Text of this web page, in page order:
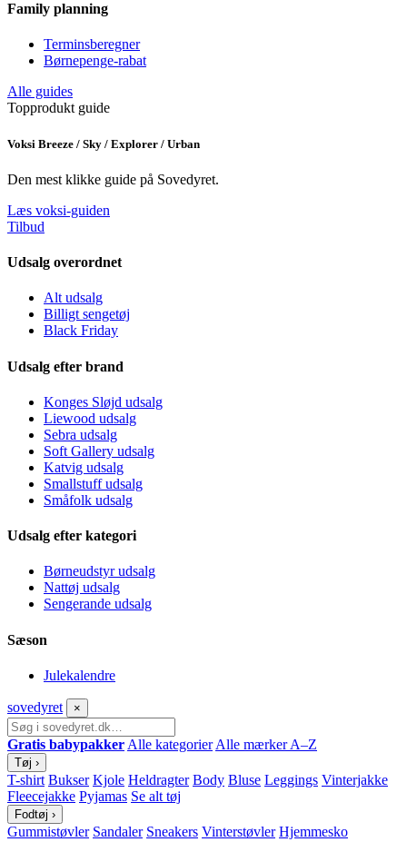
Family planning
Terminsberegner
Børnepenge-rabat
Alle guides
Topprodukt guide
Voksi Breeze / Sky / Explorer / Urban
Den mest klikke guide på Sovedyret.
Læs voksi-guiden
Tilbud
Udsalg overordnet
Alt udsalg
Billigt sengetøj
Black Friday
Udsalg efter brand
Konges Sløjd udsalg
Liewood udsalg
Sebra udsalg
Soft Gallery udsalg
Katvig udsalg
Smallstuff udsalg
Småfolk udsalg
Udsalg efter kategori
Børneudstyr udsalg
Nattøj udsalg
Sengerande udsalg
Sæson
Julekalendre
sovedyret ×
Gratis babypakker Alle kategorier Alle mærker A–Z
Tøj ›
T-shirt Bukser Kjole Heldragter Body Bluse Leggings Vinterjakke
Fleecejakke Pyjamas Se alt tøj
Fodtøj ›
Gummistøvler Sandaler Sneakers Vinterstøvler Hjemmesko